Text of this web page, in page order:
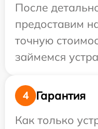
После
предоставим
точную
займемся
4
Гарантия
Как только